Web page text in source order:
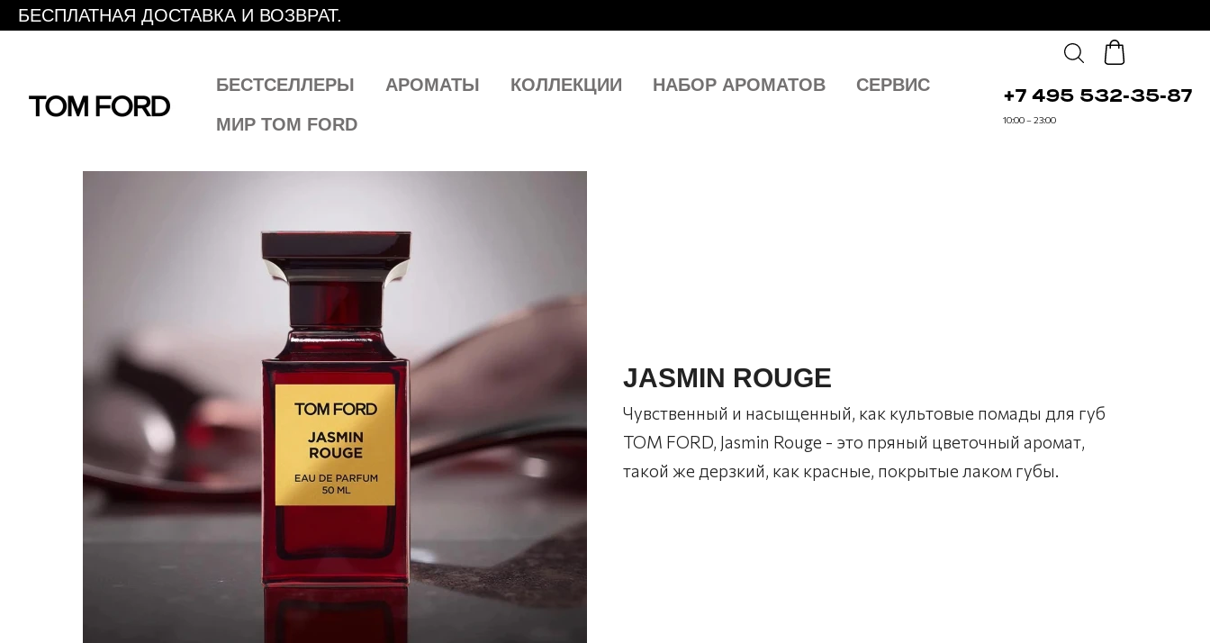
БЕСПЛАТНАЯ ДОСТАВКА И ВОЗВРАТ.
БЕСТСЕЛЛЕРЫ АРОМАТЫ КОЛЛЕКЦИИ НАБОР АРОМАТОВ
СЕРВИС
МИР TOM FORD
+7 495 532-35-87
10:00 – 23:00
JASMIN ROUGE
Чувственный и насыщенный, как культовые помады для губ
TOM FORD, Jasmin Rouge - это пряный цветочный аромат,
такой же дерзкий, как красные, покрытые лаком губы.